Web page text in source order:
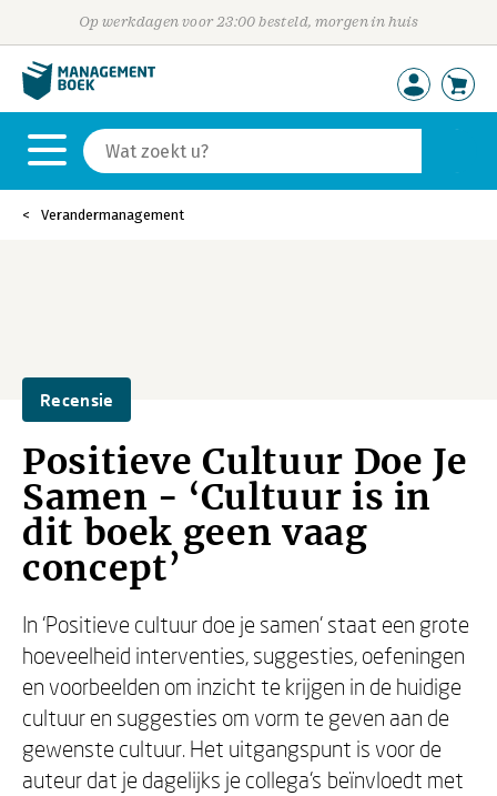
Op werkdagen voor 23:00 besteld, morgen in huis
Verandermanagement
Recensie
Positieve Cultuur Doe Je
Samen - ‘Cultuur is in
dit boek geen vaag
concept’
In ‘Positieve cultuur doe je samen’ staat een grote
hoeveelheid interventies, suggesties, oefeningen
en voorbeelden om inzicht te krijgen in de huidige
cultuur en suggesties om vorm te geven aan de
gewenste cultuur. Het uitgangspunt is voor de
auteur dat je dagelijks je collega’s beïnvloedt met